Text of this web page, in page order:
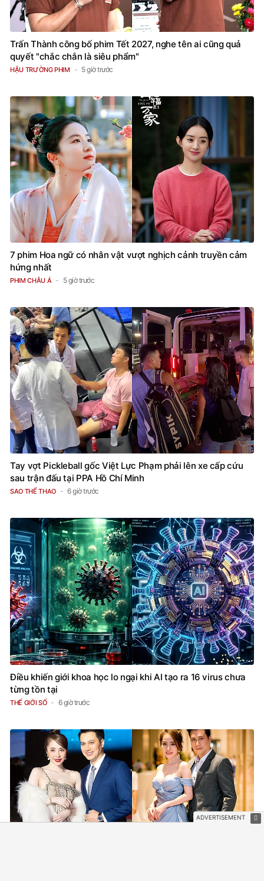
Trấn Thành công bố phim Tết 2027, nghe tên ai cũng quả
quyết "chắc chắn là siêu phẩm"
HẬU TRƯỜNG PHIM 5 giờ trước
7 phim Hoa ngữ có nhân vật vượt nghịch cảnh truyền cảm
hứng nhất
PHIM CHÂU Á
Tay vợt Pickleball gốc Việt Lực Phạm phải lên xe cấp cứu
sau trận đấu tại PPA Hồ Chí Minh
SAO THỂ THAO 6 giờ trước
Điều khiến giới khoa học lo ngại khi AI tạo ra 16 virus chưa
từng tồn tại
THẾ GIỚI SỐ